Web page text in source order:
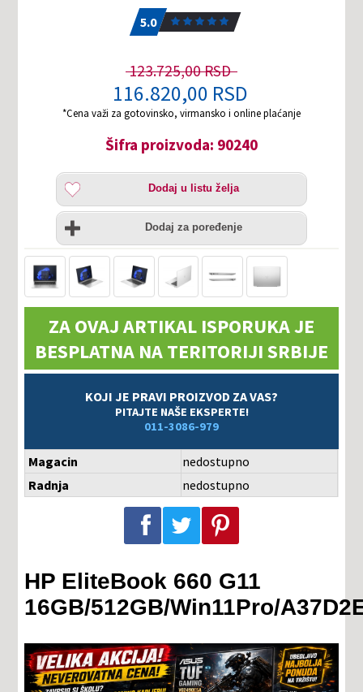
5.0
123.725,00 RSD
116.820,00 RSD
*Cena važi za gotovinsko, virmansko i online plaćanje
Šifra proizvoda: 90240
Dodaj
listu
želja
Dodaj u listu želja
Uporedi
Dodaj za poređenje
ZA OVAJ ARTIKAL ISPORUKA JE
BESPLATNA NA TERITORIJI SRBIJE
KOJI JE PRAVI PROIZVOD ZA VAS?
PITAJTE NAŠE EKSPERTE!
011-3086-979
Magacin
nedostupno
Radnja
nedostupno
Podeli na Facebook-u Podeli na Twitter-u Podeli na Pinterest-u
HP EliteBook 660 G11
16GB/512GB/Win11Pro/